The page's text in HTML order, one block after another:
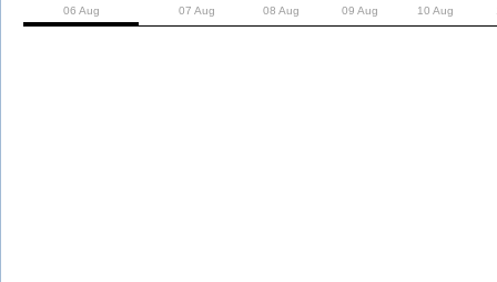
06 Aug 07 Aug 08 Aug 09 Aug 10 Aug